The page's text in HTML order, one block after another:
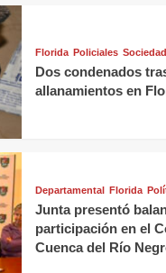
Florida Policiales Sociedad
Dos condenados
allanamientos en
Departamental Florida
Junta presentó
participación en el
Cuenca del Río